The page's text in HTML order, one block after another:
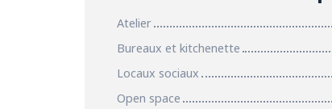
Atelier
Bureaux et kitchenette
Locaux sociaux
Open space